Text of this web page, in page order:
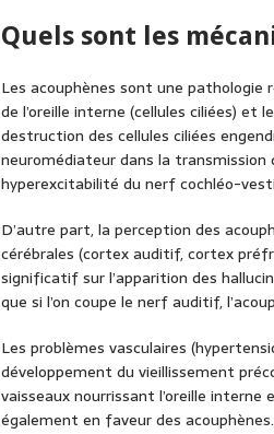
Quels sont les
Les acouphènes sont une
de l’oreille interne (cellules ciliées)
destruction des cellules ciliées
neuromédiateur dans la
hyperexcitabilité du nerf cochléo-
D’autre part, la perception des
cérébrales (cortex auditif, cortex
significatif sur l’apparition des
que si l’on coupe le nerf auditif,
Les problèmes vasculaires
développement du vieillissement
vaisseaux nourrissant l’oreille
également en faveur des acouphènes.